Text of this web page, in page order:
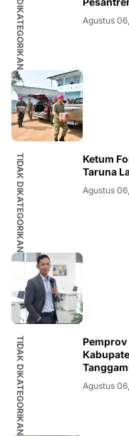
Agustus
TIDAK DIKATEGORIKAN
Ketum
Taruna
Agustus
TIDAK DIKATEGORIKAN Agustus